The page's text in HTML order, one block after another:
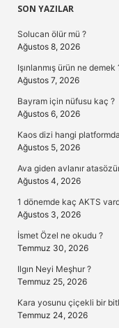
Sidebar
SON YAZILAR
Solucan ölür mü ?
Ağustos 8, 2026
Işınlanmış ürün ne demek
Ağustos 7, 2026
Bayram için nüfusu kaç ?
Ağustos 6, 2026
Kaos dizi hangi
Ağustos 5, 2026
Ava giden avlanır
Ağustos 4, 2026
1 dönemde kaç AKTS
Ağustos 3, 2026
İsmet Özel ne okudu ?
Temmuz 30, 2026
Ilgın Neyi Meşhur ?
Temmuz 25, 2026
Kara yosunu çiçekli bir
Temmuz 24, 2026